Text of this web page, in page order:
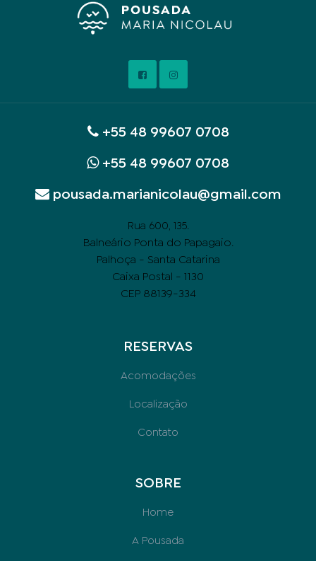
+55 48 99607 0708
+55 48 99607 0708
pousada.marianicolau@gmail.com
Rua 600, 135.
Balneário Ponta do Papagaio.
Palhoça - Santa Catarina
Caixa Postal - 1130
CEP 88139-334
RESERVAS
Acomodações
Localização
Contato
SOBRE
Home
A Pousada